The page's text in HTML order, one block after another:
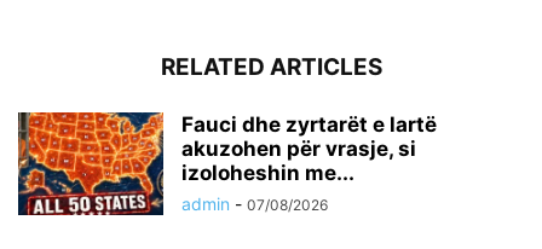
RELATED ARTICLES
Fauci dhe zyrtarët e lartë
akuzohen për vrasje, si
izoloheshin me...
admin - 07/08/2026